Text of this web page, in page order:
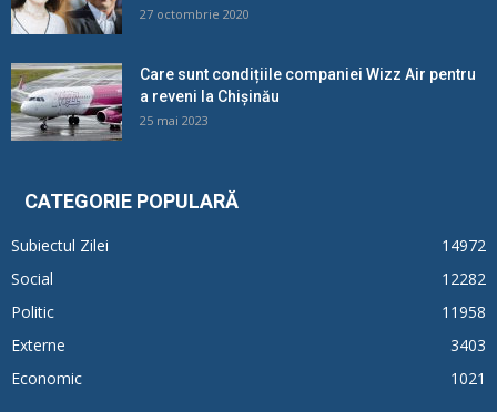
27 octombrie 2020
Care sunt condițiile companiei Wizz Air pentru
a reveni la Chișinău
25 mai 2023
CATEGORIE POPULARĂ
Subiectul Zilei
14972
Social
12282
Politic
11958
Externe
3403
Economic
1021